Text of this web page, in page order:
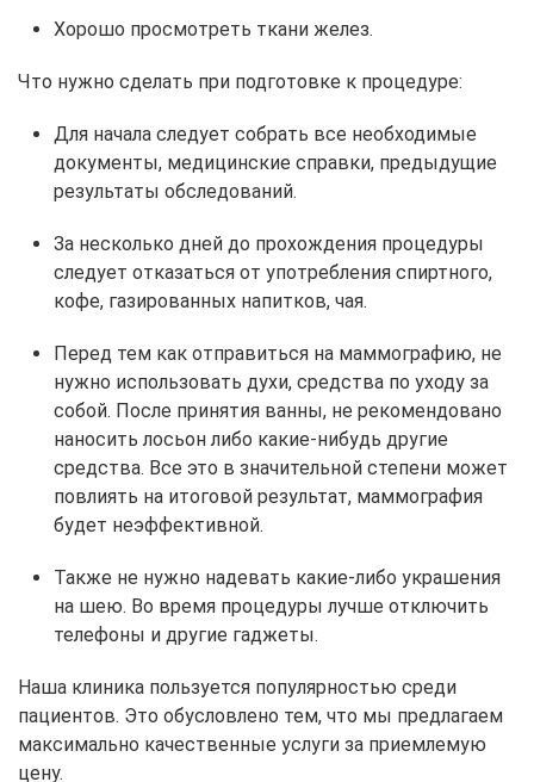
Хорошо просмотреть ткани желез.
Что нужно сделать при подготовке к процедуре:
Для начала следует собрать все необходимые
документы, медицинские справки, предыдущие
результаты обследований.
За несколько дней до прохождения процедуры
следует отказаться от употребления спиртного,
кофе, газированных напитков, чая.
Перед тем как отправиться на маммографию, не
нужно использовать духи, средства по уходу за
собой. После принятия ванны, не рекомендовано
наносить лосьон либо какие-нибудь другие
средства. Все это в значительной степени может
повлиять на итоговой результат, маммография
будет неэффективной.
Также не нужно надевать какие-либо украшения
на шею. Во время процедуры лучше отключить
телефоны и другие гаджеты.
Наша клиника пользуется популярностью среди
пациентов. Это обусловлено тем, что мы предлагаем
максимально качественные услуги за приемлемую
цену.